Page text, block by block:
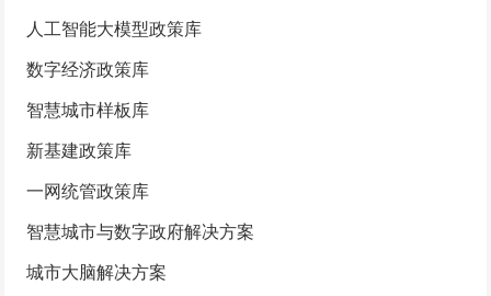
人工智能大模型政策库
数字经济政策库
智慧城市样板库
新基建政策库
一网统管政策库
智慧城市与数字政府解决方案
城市大脑解决方案